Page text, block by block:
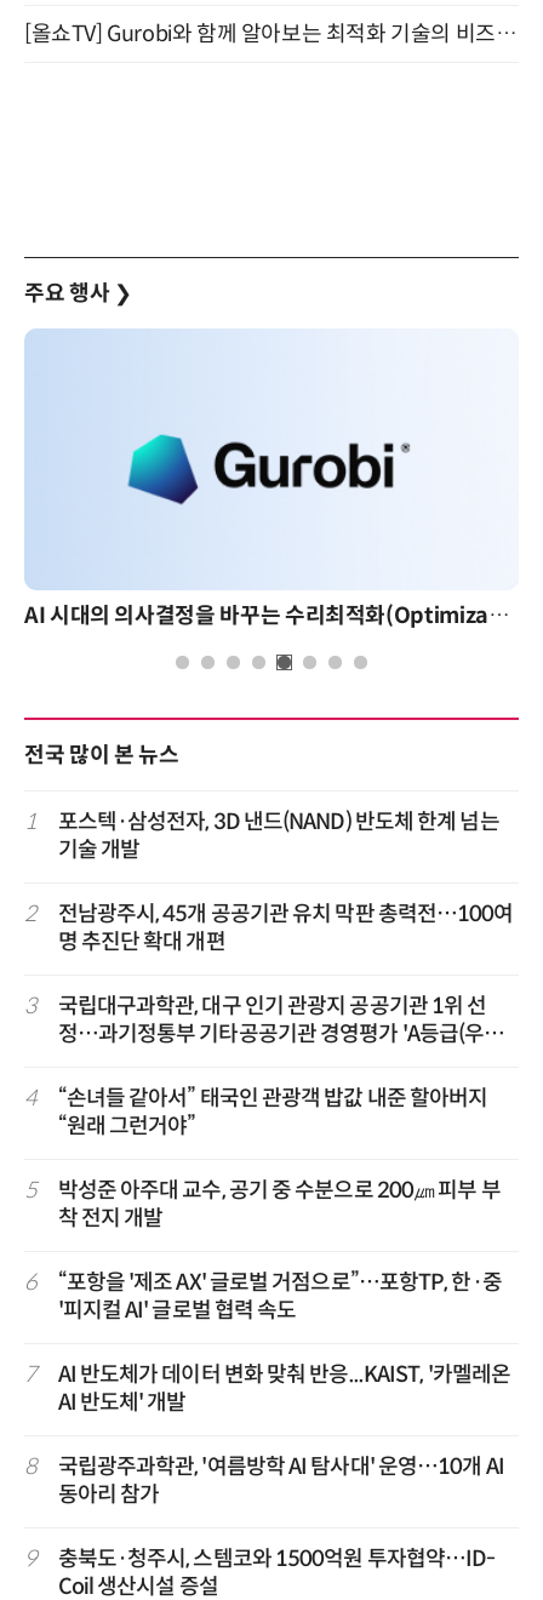
[올쇼TV] Gurobi와 함께 알아보는 최적화 기술의 비즈니스 활용 (8월 20일 생방송)
주요 행사 ❯
AI 시대의 의사결정을 바꾸는 수리최적화(Optimization): 실제 산업 적용 사례와 활용 전략
전국 많이 본 뉴스
1
포스텍·삼성전자, 3D 낸드(NAND) 반도체 한계 넘는
기술 개발
2
전남광주시, 45개 공공기관 유치 막판 총력전…100여
명 추진단 확대 개편
3
국립대구과학관, 대구 인기 관광지 공공기관 1위 선
정…과기정통부 기타공공기관 경영평가 'A등급(우수)'
4
“손녀들 같아서” 태국인 관광객 밥값 내준 할아버지
“원래 그런거야”
5
박성준 아주대 교수, 공기 중 수분으로 200㎛ 피부 부
착 전지 개발
6
“포항을 '제조 AX' 글로벌 거점으로”…포항TP, 한·중
'피지컬 AI' 글로벌 협력 속도
7
AI 반도체가 데이터 변화 맞춰 반응...KAIST, '카멜레온
AI 반도체' 개발
8
국립광주과학관, '여름방학 AI 탐사대' 운영…10개 AI
동아리 참가
9
충북도·청주시, 스템코와 1500억원 투자협약…ID-
Coil 생산시설 증설